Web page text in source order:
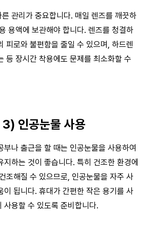
관리가 중요합니다. 매일 렌즈를 깨끗하
용액에 보관해야 합니다. 렌즈를 청결하
피로와 불편함을 줄일 수 있으며, 하드렌
등 장시간 착용에도 문제를 최소화할 수
3) 인공눈물 사용
부나 출근을 할 때는 인공눈물을 사용하여
지하는 것이 좋습니다. 특히 건조한 환경에
조해질 수 있으므로, 인공눈물을 자주 사
이 됩니다. 휴대가 간편한 작은 용기를 사
사용할 수 있도록 준비합니다.